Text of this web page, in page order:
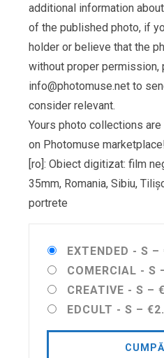
additional information
of the published photo, if
holder or believe that the
without proper permission,
info@photomuse.net to
consider relevant.
Yours photo collections
on Photomuse
[ro]: Obiect digitizat: film
35mm, Romania, Sibiu,
portrete
EXTENDED - S –
COMERCIAL - S
CREATIVE - S –
EDCULT - S –